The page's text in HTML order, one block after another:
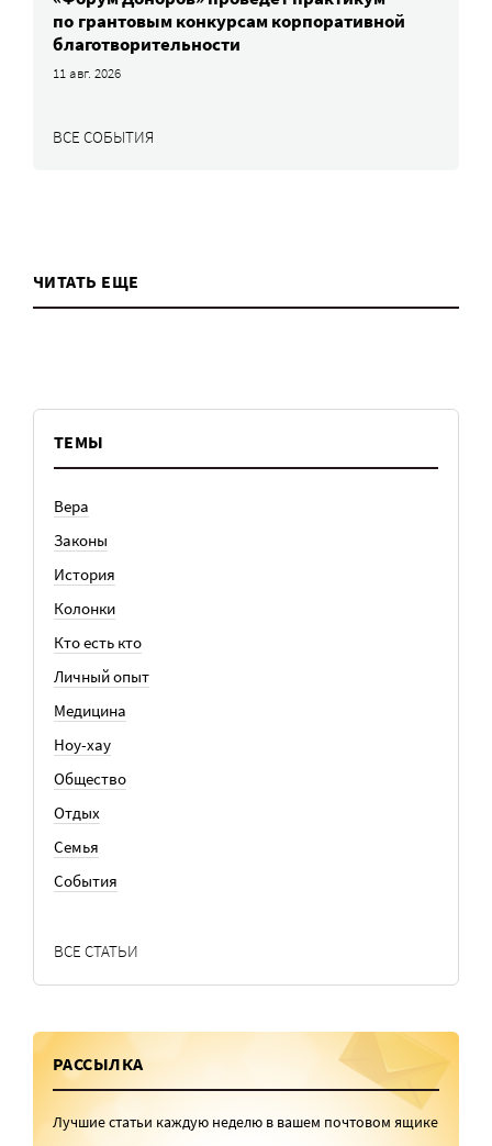
по грантовым конкурсам корпоративной
благотворительности
11 авг. 2026
ВСЕ СОБЫТИЯ
ЧИТАТЬ ЕЩЕ
ТЕМЫ
Вера
Законы
История
Колонки
Кто есть кто
Личный опыт
Медицина
Ноу-хау
Общество
Отдых
Семья
События
ВСЕ СТАТЬИ
РАССЫЛКА
Лучшие статьи каждую неделю в вашем почтовом ящике